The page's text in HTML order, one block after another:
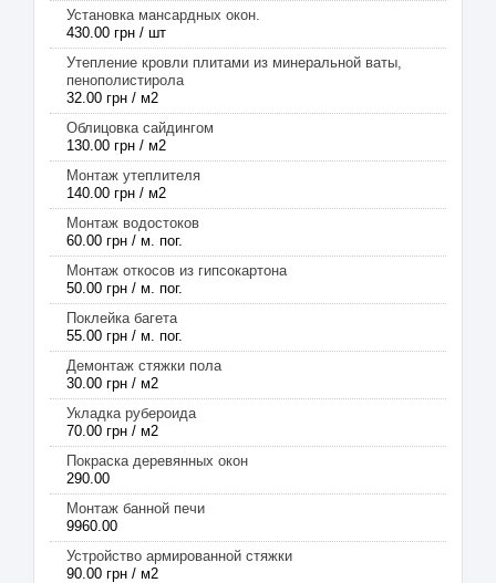
Установка мансардных окон.
430.00 грн / шт
Утепление кровли плитами из минеральной ваты,
пенополистирола
32.00 грн / м2
Облицовка сайдингом
130.00 грн / м2
Монтаж утеплителя
140.00 грн / м2
Монтаж водостоков
60.00 грн / м. пог.
Монтаж откосов из гипсокартона
50.00 грн / м. пог.
Поклейка багета
55.00 грн / м. пог.
Демонтаж стяжки пола
30.00 грн / м2
Укладка рубероида
70.00 грн / м2
Покраска деревянных окон
290.00
Монтаж банной печи
9960.00
Устройство армированной стяжки
90.00 грн / м2